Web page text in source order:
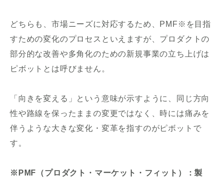
どちらも、市場ニーズに対応するため、PMF※を目指
すための変化のプロセスといえますが、プロダクトの
部分的な改善や多角化のための新規事業の立ち上げは
ピボットとは呼びません。
「向きを変える」という意味が示すように、同じ方向
性や路線を保ったままの変更ではなく、時には痛みを
伴うような大きな変化・変革を指すのがピボットで
す。
※PMF（プロダクト・マーケット・フィット）：製